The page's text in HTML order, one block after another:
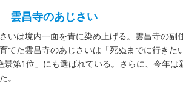
雲昌寺のあじさい
いは境内一面を青に染め上げる。雲昌寺の副
てた雲昌寺のあじさいは「死ぬまでに行きた
景第1位」にも選ばれている。さらに、今年
。